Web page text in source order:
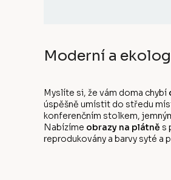
Moderní a
Myslíte si, že vám doma chybí
úspěšně umístit do středu
konferenčním stolkem,
Nabízíme obrazy na plátně s
reprodukovány a barvy syté a